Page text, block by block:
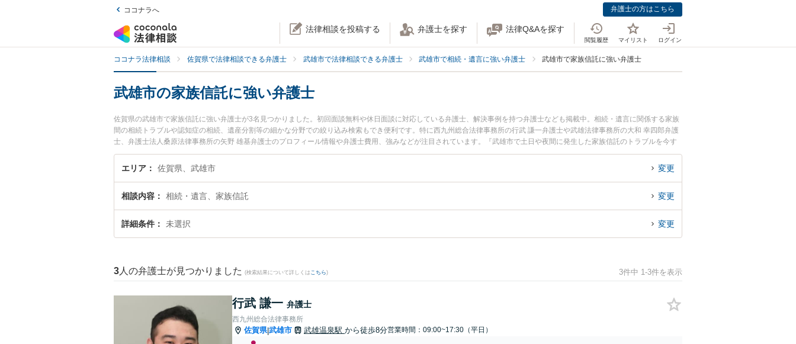
ココナラへ 弁護士の方はこちら
法律相談を投稿する 弁護士を探す 法律Q&Aを探す
閲覧履歴 マイリスト ログイン
ココナラ法律相談 佐賀県で法律相談できる弁護士 武雄市で法律相談できる弁護士 武雄市で相続・遺言に強い弁護士 武雄市で家族信託に強い弁護士
武雄市の家族信託に強い弁護士
佐賀県の武雄市で家族信託に強い弁護士が3名見つかりました。初回面談無料や休日面談に対応している弁護士、解決事例を持つ弁護士なども掲載中。相続・遺言に関係する家族
間の相続トラブルや認知症の相続、遺産分割等の細かな分野での絞り込み検索もでき便利です。特に西九州総合法律事務所の行武 謙一弁護士や武雄法律事務所の大和 幸四郎弁護
士、弁護士法人桑原法律事務所の矢野 雄基弁護士のプロフィール情報や弁護士費用、強みなどが注目されています。『武雄市で土日や夜間に発生した家族信託のトラブルを今す
ぐに弁護士に相談したい』『家族信託のトラブル解決の実績豊富な近くの弁護士を検索したい』『初回相談無料で家族信託を法律相談できる武雄市内の弁護士に相談予約したい』
などでお困りの相談者さんにおすすめです。
エリア 佐賀県、武雄市 変更
相談内容 相続・遺言、家族信託 変更
詳細条件 未選択 変更
3 人の弁護士が見つかりました (検索結果について詳しくは こちら) 3件中 1-3件を表示
行武 謙一 弁護士
西九州総合法律事務所
佐賀県|武雄市 武雄温泉駅 から徒歩8分営業時間：09:00~17:30（平日）